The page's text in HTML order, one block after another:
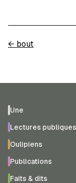
← bout
Une
Lectures publiques
Oulipiens
Publications
Faits & dits